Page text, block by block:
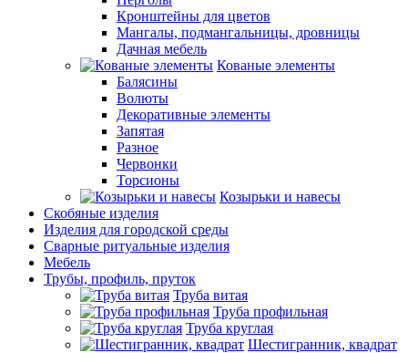
Кронштейны для цветов
Мангалы, подмангальницы, дровницы
Дачная мебель
Кованые элементы
Балясины
Волюты
Декоративные элементы
Запятая
Разное
Червонки
Торсионы
Козырьки и навесы
Скобяные изделия
Изделия для городской среды
Сварные ритуальные изделия
Мебель
Трубы, профиль, пруток
Труба витая
Труба профильная
Труба круглая
Шестигранник, квадрат